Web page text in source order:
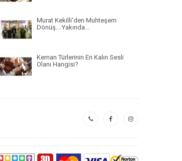
Murat Kekilli'den Muhteşem
Dönüş... Yakında...
Keman Türlerinin En Kalın Sesli
Olanı Hangisi?